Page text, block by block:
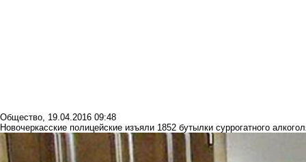
Общество, 19.04.2016 09:48
Новочеркасские полицейские изъяли 1852 бутылки суррогатного